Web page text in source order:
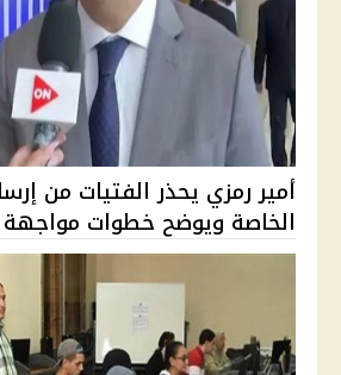
أمير رمزي يحذر الفتيات من
الخاصة ويوضح خطوات مواجهة